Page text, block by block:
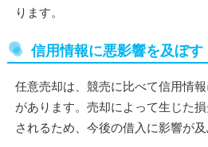
ります。
信用情報に悪影響を及ぼす
任意売却は、競売に比べて信用情
があります。売却によって生じた
されるため、今後の借入に影響が及